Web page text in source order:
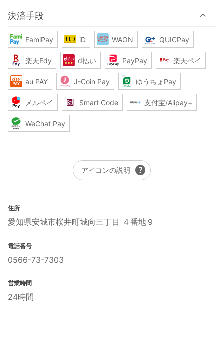
決済手段
FamiPay iD WAON QUICPay
楽天Edy d払い PayPay 楽天ペイ
au PAY J-Coin Pay ゆうちょPay
メルペイ Smart Code 支付宝/Alipay+
WeChat Pay
アイコンの説明 help
住所
愛知県安城市桜井町城向三丁目 ４番地９
電話番号
0566-73-7303
営業時間
24時間